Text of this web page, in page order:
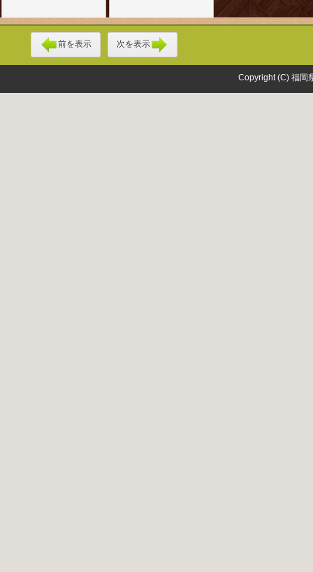
前を表示 次を表示
Copyright (C) 福岡